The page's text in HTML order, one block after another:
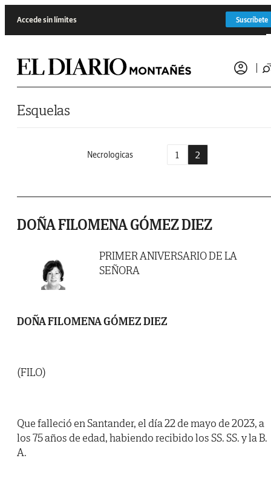
Accede sin límites Suscríbete
Esquelas
Necrologicas 1 2
DOÑA FILOMENA GÓMEZ DIEZ
PRIMER ANIVERSARIO DE LA
SEÑORA
DOÑA FILOMENA GÓMEZ DIEZ
(FILO)
Que falleció en Santander, el día 22 de mayo de 2023, a
los 75 años de edad, habiendo recibido los SS. SS. y la B.
A.